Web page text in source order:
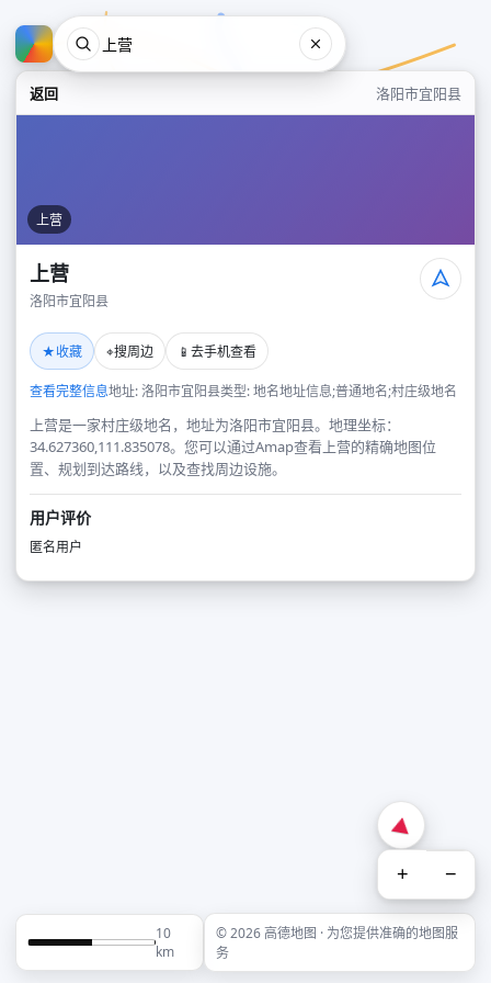
返回 洛阳市宜阳县
上营
上营
洛阳市宜阳县
★收藏 ⌖搜周边 📱 去手机查看
查看完整信息地址: 洛阳市宜阳县类型: 地名地址信息;普通地名;村庄级地名
上营是一家村庄级地名，地址为洛阳市宜阳县。地理坐标：
34.627360,111.835078。您可以通过Amap查看上营的精确地图位
置、规划到达路线，以及查找周边设施。
用户评价
匿名用户
+ −
10
km
© 2026 高德地图 · 为您提供准确的地图服
务